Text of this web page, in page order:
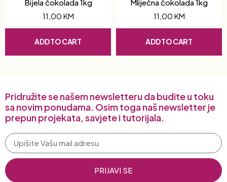
Bijela čokolada 1kg
11,00 KM
ADD TO CART
Mliječna čokolada 1kg
11,00 KM
ADD TO CART
Pridružite se našem newsletteru da budite u toku
sa novim ponudama. Osim toga naš newsletter je
prepun projekata, savjete i tutorijala.
PRIJAVI SE